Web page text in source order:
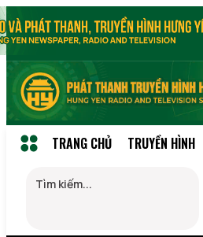
TRANG CHỦ TRUYỀN HÌNH